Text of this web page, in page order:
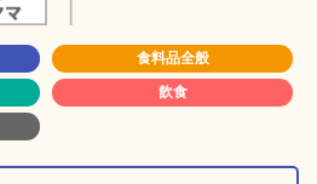
食料品全般
飲食